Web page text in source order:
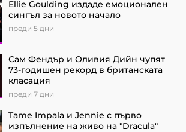
Ellie Goulding издаде емоционален
сингъл за новото начало
преди 5 дни
Сам Фендър и Оливия Дийн чупят
73-годишен рекорд в британската
класация
преди 7 дни
Tame Impala и Jennie с първо
изпълнение на живо на "Dracula"